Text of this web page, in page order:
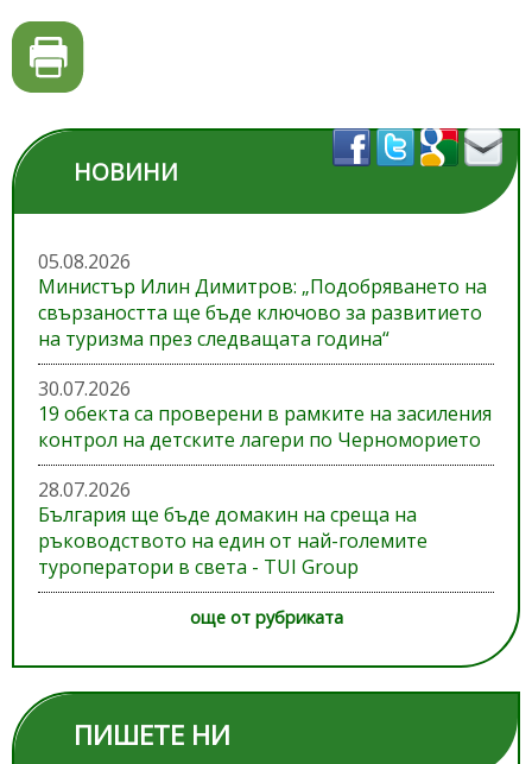
НОВИНИ
05.08.2026
Министър Илин Димитров: „Подобряването на
свързаността ще бъде ключово за развитието
на туризма през следващата година“
30.07.2026
19 обекта са проверени в рамките на засиления
контрол на детските лагери по Черноморието
28.07.2026
България ще бъде домакин на среща на
ръководството на един от най-големите
туроператори в света - TUI Group
още от рубриката
ПИШЕТЕ НИ